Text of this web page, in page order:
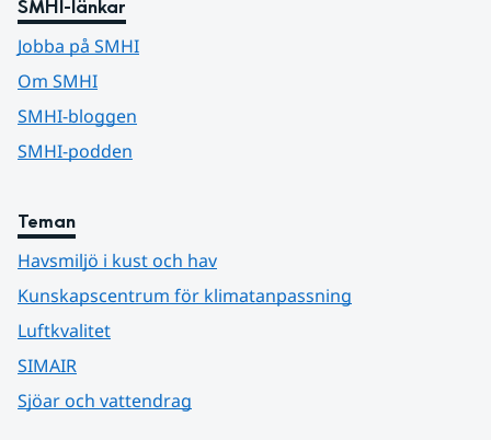
SMHI-länkar
Jobba på SMHI
Om SMHI
SMHI-bloggen
SMHI-podden
Teman
Havsmiljö i kust och hav
Kunskapscentrum för klimatanpassning
Luftkvalitet
SIMAIR
Sjöar och vattendrag